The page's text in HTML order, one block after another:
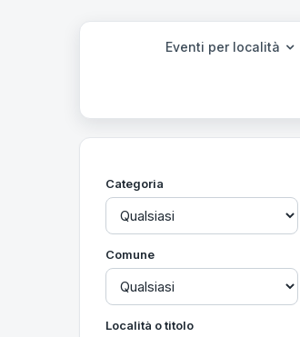
Eventi per località
Categoria
Comune
Località o titolo